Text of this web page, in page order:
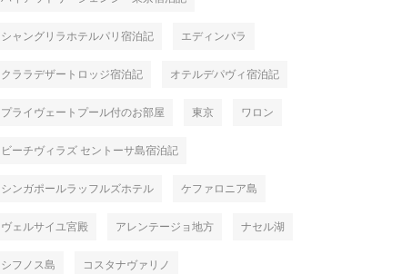
シャングリラホテルパリ宿泊記 エディンバラ
クララデザートロッジ宿泊記 オテルデパヴィ宿泊記
プライヴェートプール付のお部屋 東京 ワロン
ビーチヴィラズ セントーサ島宿泊記
シンガポールラッフルズホテル ケファロニア島
ヴェルサイユ宮殿 アレンテージョ地方 ナセル湖
シフノス島 コスタナヴァリノ